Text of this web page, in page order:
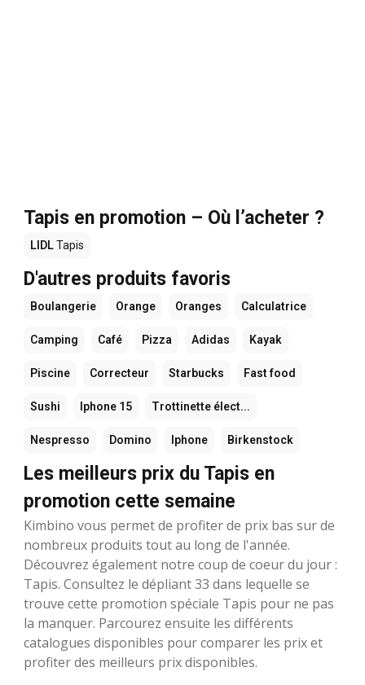
Tapis en promotion – Où l’acheter ?
LIDLTapis
D'autres produits favoris
Boulangerie Orange Oranges Calculatrice
Camping Café Pizza Adidas Kayak
Piscine Correcteur Starbucks Fast food
Sushi Iphone 15 Trottinette élect...
Nespresso Domino Iphone Birkenstock
Les meilleurs prix du Tapis en
promotion cette semaine
Kimbino vous permet de profiter de prix bas sur de
nombreux produits tout au long de l'année.
Découvrez également notre coup de coeur du jour :
Tapis. Consultez le dépliant 33 dans lequelle se
trouve cette promotion spéciale Tapis pour ne pas
la manquer. Parcourez ensuite les différents
catalogues disponibles pour comparer les prix et
profiter des meilleurs prix disponibles.